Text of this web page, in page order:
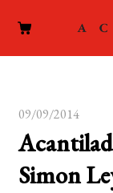
09/09/2014
Simon